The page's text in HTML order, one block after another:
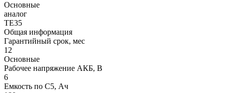
Основные
аналог
TE35
Общая информация
Гарантийный срок, мес
12
Основные
Рабочее напряжение АКБ, B
6
Емкость по С5, Ач